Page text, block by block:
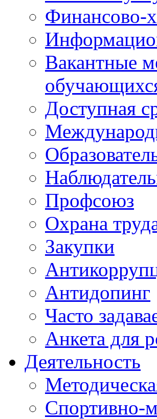
Финансово-
Вакантные
Доступная
Профсоюз
Охрана
Закупки
Антидопинг
Часто
Анкета для
Деятельность
Спортивно-